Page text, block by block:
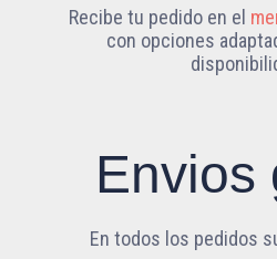
Recibe tu pedido en el
con opciones
Envios
En todos los pedidos